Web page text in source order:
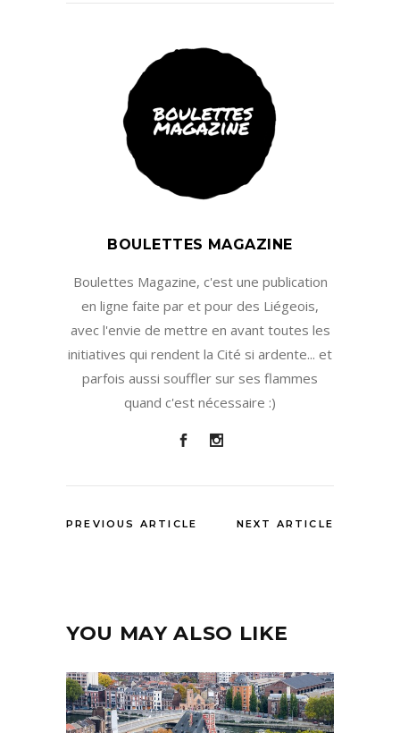
BOULETTES MAGAZINE
Boulettes Magazine, c'est une publication
en ligne faite par et pour des Liégeois,
avec l'envie de mettre en avant toutes les
initiatives qui rendent la Cité si ardente... et
parfois aussi souffler sur ses flammes
quand c'est nécessaire :)
PREVIOUS ARTICLE NEXT ARTICLE
YOU MAY ALSO LIKE